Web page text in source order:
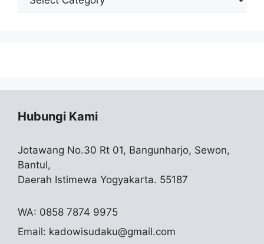
Skripsi
Hubungi Kami
Jotawang No.30 Rt 01, Bangunharjo, Sewon,
Bantul,
Daerah Istimewa Yogyakarta. 55187
WA: 0858 7874 9975
Email: kadowisudaku@gmail.com